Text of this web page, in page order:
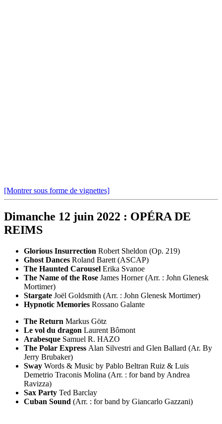
[Montrer sous forme de vignettes]
Dimanche 12 juin 2022 : OPÉRA DE
REIMS
Glorious Insurrection Robert Sheldon (Op. 219)
Ghost Dances Roland Barett (ASCAP)
The Haunted Carousel Erika Svanoe
The Name of the Rose James Horner (Arr. : John Glenesk
Mortimer)
Stargate Joël Goldsmith (Arr. : John Glenesk Mortimer)
Hypnotic Memories Rossano Galante
The Return Markus Götz
Le vol du dragon Laurent Bômont
Arabesque Samuel R. HAZO
The Polar Express Alan Silvestri and Glen Ballard (Ar. By
Jerry Brubaker)
Sway Words & Music by Pablo Beltran Ruiz & Luis
Demetrio Traconis Molina (Arr. : for band by Andrea
Ravizza)
Sax Party Ted Barclay
Cuban Sound (Arr. : for band by Giancarlo Gazzani)